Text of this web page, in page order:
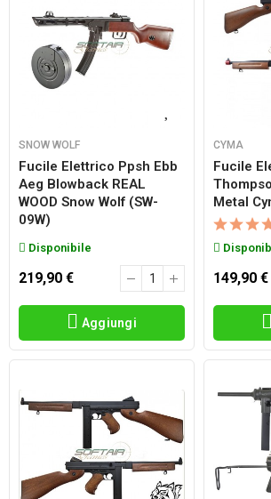
SNOW WOLF
Fucile Elettrico Ppsh Ebb
Aeg Blowback REAL
WOOD Snow Wolf (SW-
09W)
Disponibile
219,90 €
Aggiungi
CYMA
Fucile
Metal
149,90 €